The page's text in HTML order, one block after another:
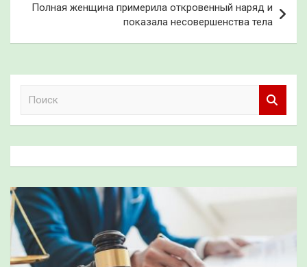
Полная женщина примерила откровенный наряд и
показала несовершенства тела
к